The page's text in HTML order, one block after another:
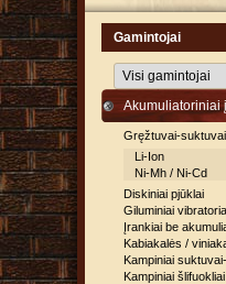
Gamintojai
Akumuliatoriniai
Gręžtuvai-suktuvai
Li-Ion
Ni-Mh / Ni-Cd
Diskiniai pjūklai
Giluminiai
Įrankiai be
Kabiakalės /
Kampiniai
Kampiniai šlifuokliai